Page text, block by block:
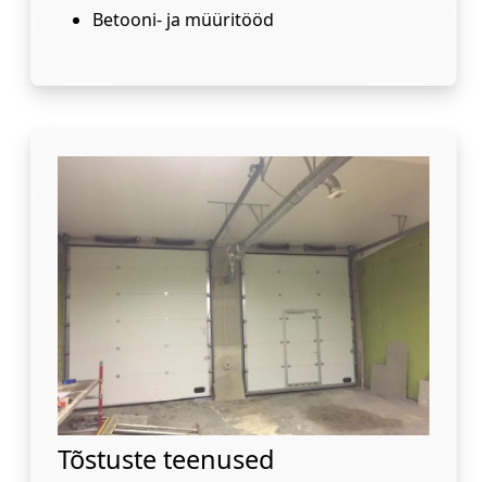
Betooni- ja müüritööd
Tõstuste teenused